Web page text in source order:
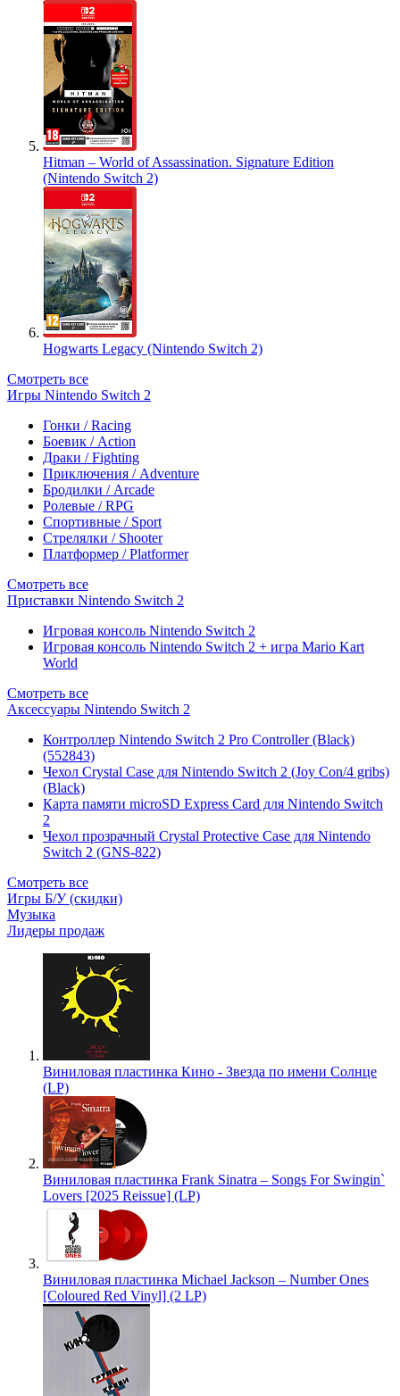
Hitman – World of Assassination. Signature Edition
(Nintendo Switch 2)
Hogwarts Legacy (Nintendo Switch 2)
Смотреть все
Игры Nintendo Switch 2
Гонки / Racing
Боевик / Action
Драки / Fighting
Приключения / Adventure
Бродилки / Arcade
Ролевые / RPG
Спортивные / Sport
Стрелялки / Shooter
Платформер / Platformer
Смотреть все
Приставки Nintendo Switch 2
Игровая консоль Nintendo Switch 2
Игровая консоль Nintendo Switch 2 + игра Mario Kart
World
Смотреть все
Аксессуары Nintendo Switch 2
Контроллер Nintendo Switch 2 Pro Controller (Black)
(552843)
Чехол Сrystal Сase для Nintendo Switch 2 (Joy Con/4 gribs)
(Black)
Карта памяти microSD Express Card для Nintendo Switch
2
Чехол прозрачный Crystal Protective Case для Nintendo
Switch 2 (GNS-822)
Смотреть все
Игры Б/У (скидки)
Музыка
Лидеры продаж
Виниловая пластинка Кино - Звезда по имени Солнце
(LP)
Виниловая пластинка Frank Sinatra – Songs For Swingin`
Lovers [2025 Reissue] (LP)
Виниловая пластинка Michael Jackson – Number Ones
[Coloured Red Vinyl] (2 LP)